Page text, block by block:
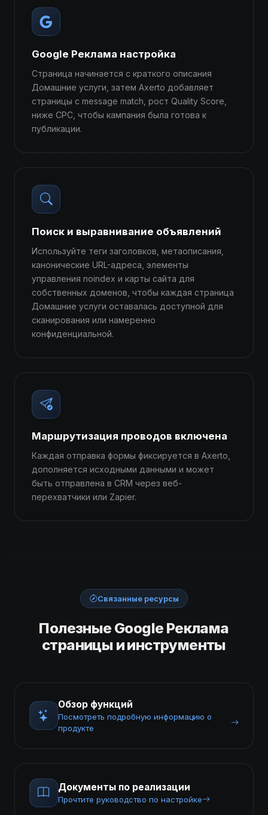
Google Реклама настройка
Страница начинается с краткого описания
Домашние услуги, затем Axerto добавляет
страницы с message match, рост Quality Score,
ниже CPC, чтобы кампания была готова к
публикации.
Поиск и выравнивание объявлений
Используйте теги заголовков, метаописания,
канонические URL-адреса, элементы
управления noindex и карты сайта для
собственных доменов, чтобы каждая страница
Домашние услуги оставалась доступной для
сканирования или намеренно
конфиденциальной.
Маршрутизация проводов включена
Каждая отправка формы фиксируется в Axerto,
дополняется исходными данными и может
быть отправлена ​​в CRM через веб-
перехватчики или Zapier.
Связанные ресурсы
Полезные Google Реклама
страницы и инструменты
Обзор функций
Посмотреть подробную информацию о
продукте
Документы по реализации
Прочтите руководство по настройке